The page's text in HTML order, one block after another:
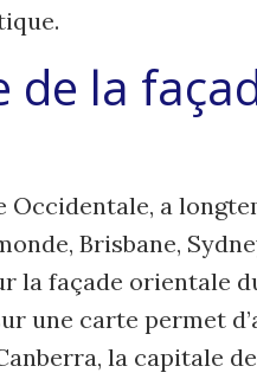
de la
a
Brisbane,
la façade orientale
une carte permet
la capitale